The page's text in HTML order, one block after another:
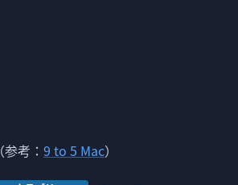
（参考： 9 to 5 Mac）